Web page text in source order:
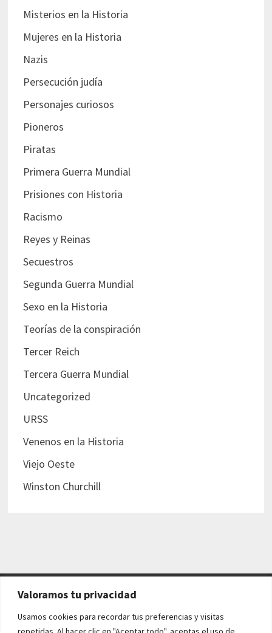
Valoramos tu privacidad
Usamos cookies para recordar tus preferencias y visitas
Misterios en la Historia
Mujeres en la Historia
Nazis
Persecución judía
Personajes curiosos
Pioneros
Piratas
Primera Guerra Mundial
Prisiones con Historia
Racismo
Reyes y Reinas
Secuestros
Segunda Guerra Mundial
Sexo en la Historia
Teorías de la conspiración
Tercer Reich
Tercera Guerra Mundial
Uncategorized
URSS
Venenos en la Historia
Viejo Oeste
Winston Churchill
AVISO LEGAL Y POLÍTICAS